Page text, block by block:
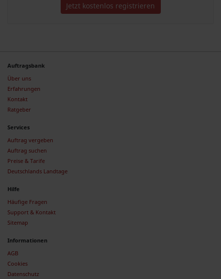
Jetzt kostenlos registrieren
Auftragsbank
Über uns
Erfahrungen
Kontakt
Ratgeber
Services
Auftrag vergeben
Auftrag suchen
Preise & Tarife
Deutschlands Landtage
Hilfe
Häufige Fragen
Support & Kontakt
Sitemap
Informationen
AGB
Cookies
Datenschutz